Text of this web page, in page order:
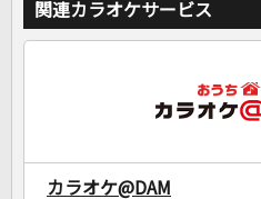
関連カラオケサービス
カラオケ@DAM